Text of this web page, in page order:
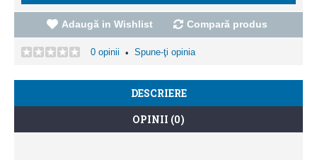
Adaugă in Wishlist Compară produs
0 opinii • Spune-ţi opinia
DESCRIERE
OPINII (0)